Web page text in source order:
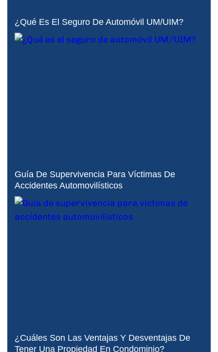
¿Qué Es El Seguro De Automóvil UM/UIM?
Guía De Supervivencia Para Víctimas De
Accidentes Automovilísticos
¿Cuáles Son Las Ventajas Y Desventajas De
Tener Una Propiedad En Condominio?